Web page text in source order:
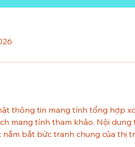
thông tin mang tính tổng hợp
mang tính tham khảo. Nội
nắm bắt bức tranh chung của thị